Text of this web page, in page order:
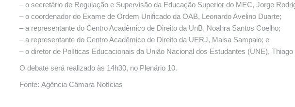
– o secretário de Regulação e Supervisão da Educação Superior do MEC, Jorge
– o coordenador do Exame de Ordem Unificado da OAB, Leonardo Avelino Duarte;
– a representante do Centro Acadêmico de Direito da UnB, Noahra Santos Coelho;
– a representante do Centro Acadêmico de Direito da UERJ, Maisa Sampaio; e
– o diretor de Políticas Educacionais da União Nacional dos Estudantes (UNE), Thiago
O debate será realizado às 14h30, no Plenário 10.
Fonte: Agência Câmara Notícias